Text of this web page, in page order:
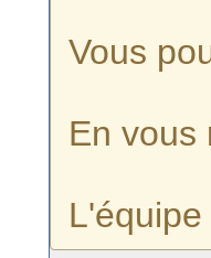
Vous
En vous